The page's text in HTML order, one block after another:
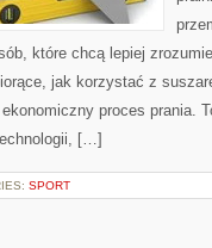
które chcą lepiej
jak korzystać z
proces prania.
[…]
SPORT